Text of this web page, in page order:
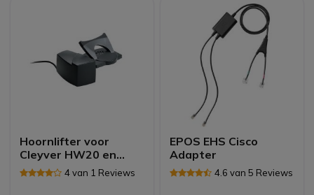
Hoornlifter voor
Cleyver HW20 en
HW25 headsets
4 van 1 Reviews
EPOS EHS Cisco
Adapter
4.6 van 5 Reviews